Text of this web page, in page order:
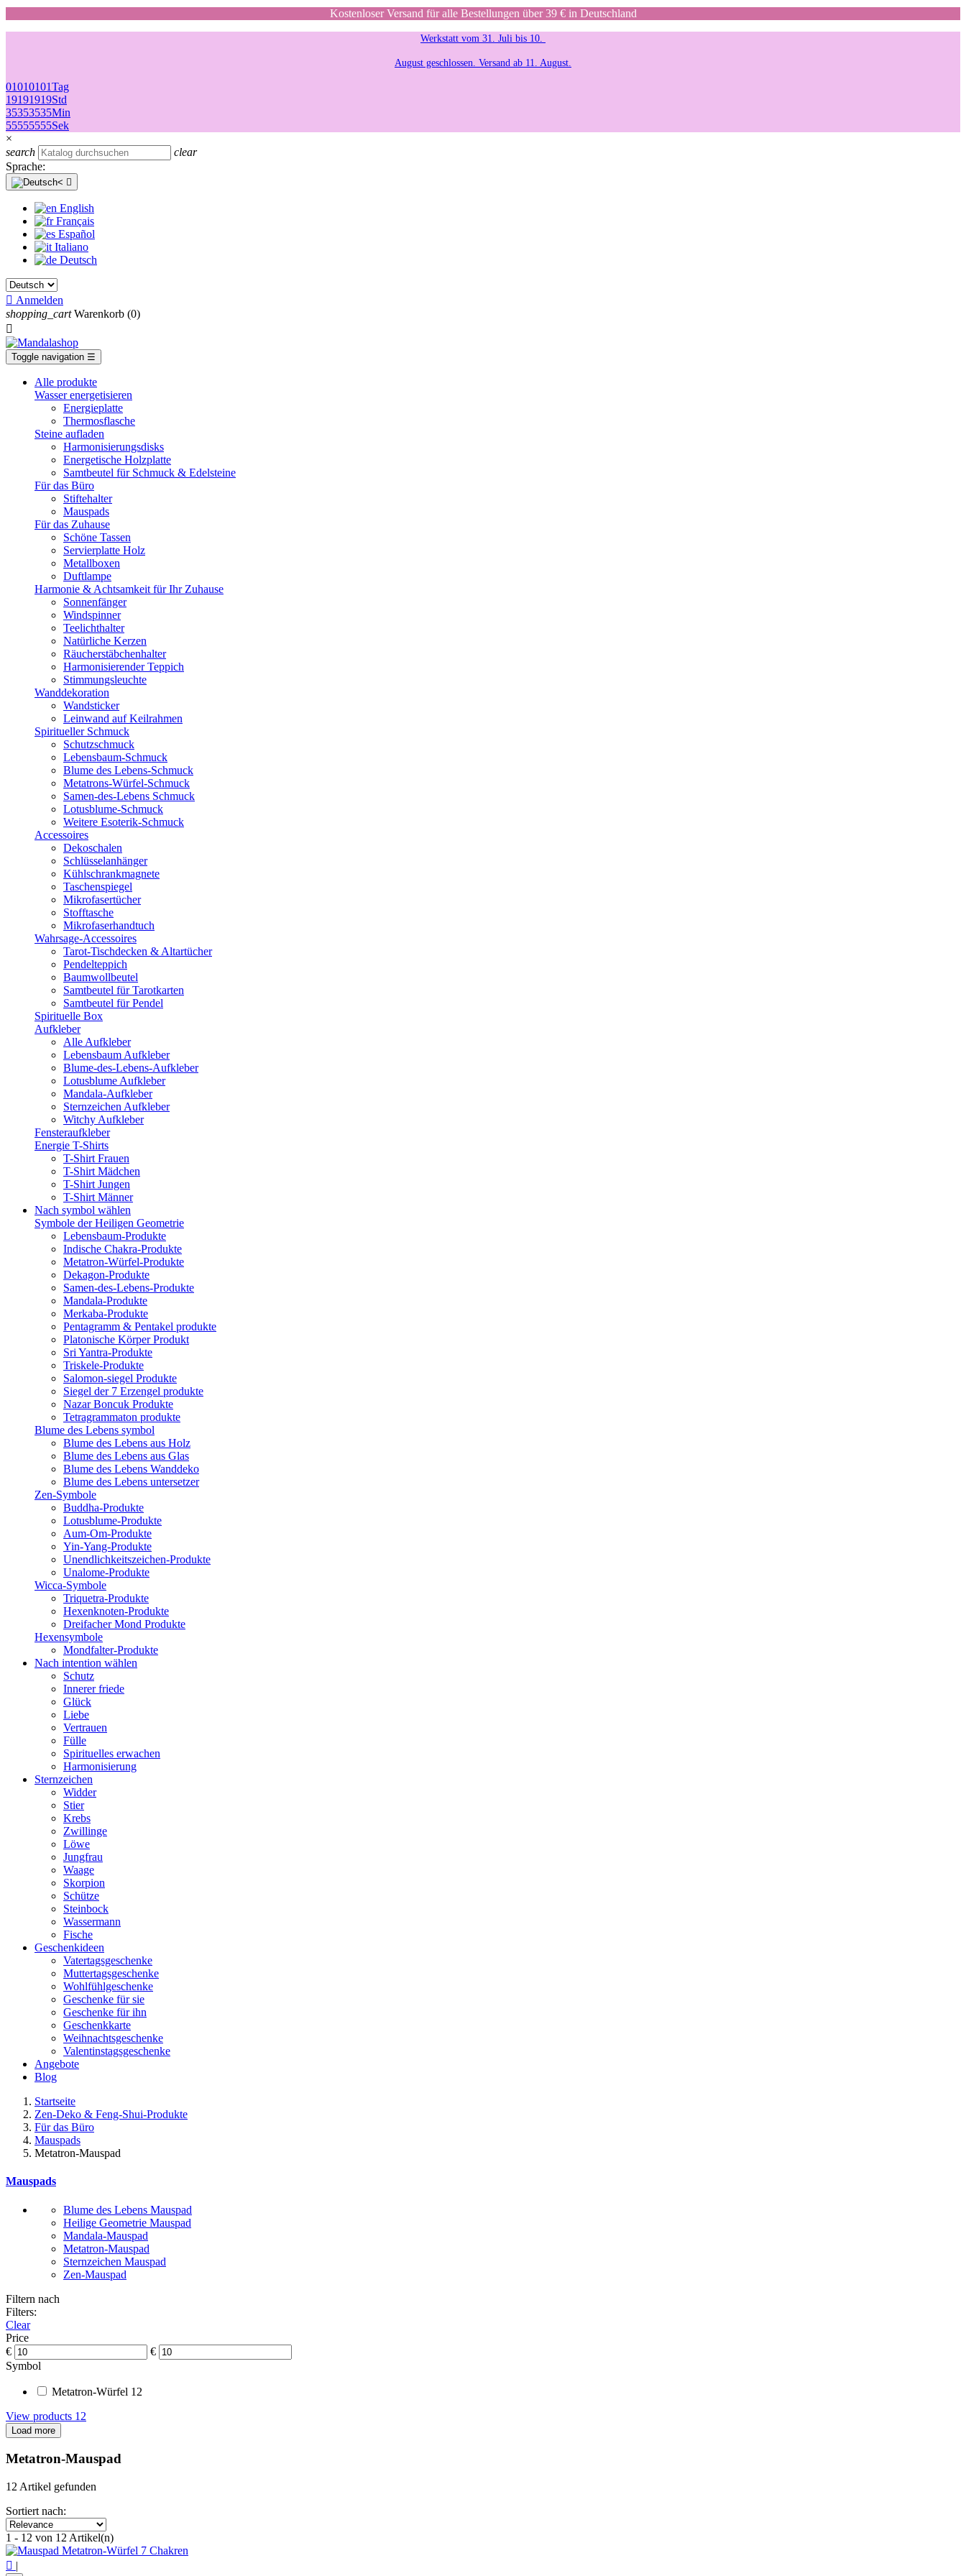
Kostenloser Versand für alle Bestellungen über 39 € in Deutschland
Werkstatt vom 31. Juli bis 10.
August geschlossen. Versand ab 11. August.
01010101Tag
19191919Std
35353535Min
55555555Sek
×
search
clear
Sprache:

English
Français
Español
Italiano
Deutsch
 Anmelden
shopping_cart Warenkorb (0)

Toggle navigation ☰
Alle produkte
Wasser energetisieren
Energieplatte​
Thermosflasche
Steine aufladen
Harmonisierungsdisks
Energetische Holzplatte
Samtbeutel für Schmuck & Edelsteine
Für das Büro
Stiftehalter
Mauspads
Für das Zuhause
Schöne Tassen
Servierplatte Holz
Metallboxen
Duftlampe
Harmonie & Achtsamkeit für Ihr Zuhause
Sonnenfänger
Windspinner
Teelichthalter
Natürliche Kerzen
Räucherstäbchenhalter
Harmonisierender Teppich
Stimmungsleuchte
Wanddekoration
Wandsticker
Leinwand auf Keilrahmen
Spiritueller Schmuck
Schutzschmuck
Lebensbaum-Schmuck
Blume des Lebens-Schmuck
Metatrons-Würfel-Schmuck
Samen-des-Lebens Schmuck
Lotusblume-Schmuck
Weitere Esoterik-Schmuck
Accessoires
Dekoschalen
Schlüsselanhänger
Kühlschrankmagnete
Taschenspiegel
Mikrofasertücher
Stofftasche
Mikrofaserhandtuch
Wahrsage-Accessoires
Tarot-Tischdecken & Altartücher
Pendelteppich
Baumwollbeutel
Samtbeutel für Tarotkarten
Samtbeutel für Pendel
Spirituelle Box
Aufkleber
Alle Aufkleber
Lebensbaum Aufkleber
Blume-des-Lebens-Aufkleber
Lotusblume Aufkleber
Mandala-Aufkleber
Sternzeichen Aufkleber
Witchy Aufkleber
Fensteraufkleber
Energie T-Shirts
T-Shirt Frauen
T-Shirt Mädchen
T-Shirt Jungen
T-Shirt Männer
Nach symbol wählen
Symbole der Heiligen Geometrie
Lebensbaum-Produkte
Indische Chakra-Produkte
Metatron-Würfel-Produkte
Dekagon-Produkte
Samen-des-Lebens-Produkte
Mandala-Produkte
Merkaba-Produkte
Pentagramm & Pentakel produkte
Platonische Körper Produkt
Sri Yantra-Produkte
Triskele-Produkte
Salomon-siegel Produkte
Siegel der 7 Erzengel produkte
Nazar Boncuk Produkte
Tetragrammaton produkte
Blume des Lebens symbol​
Blume des Lebens aus Holz
Blume des Lebens aus Glas
Blume des Lebens Wanddeko
Blume des Lebens untersetzer
Zen-Symbole
Buddha-Produkte
Lotusblume-Produkte
Aum-Om-Produkte
Yin-Yang-Produkte
Unendlichkeitszeichen-Produkte
Unalome-Produkte
Wicca-Symbole
Triquetra-Produkte
Hexenknoten-Produkte
Dreifacher Mond Produkte
Hexensymbole
Mondfalter-Produkte
Nach intention wählen
Schutz
Innerer friede
Glück
Liebe
Vertrauen
Fülle
Spirituelles erwachen
Harmonisierung
Sternzeichen
Widder
Stier
Krebs
Zwillinge
Löwe
Jungfrau
Waage
Skorpion
Schütze
Steinbock
Wassermann
Fische
Geschenkideen
Vatertagsgeschenke
Muttertagsgeschenke
Wohlfühlgeschenke
Geschenke für sie
Geschenke für ihn
Geschenkkarte
Weihnachtsgeschenke
Valentinstagsgeschenke
Angebote
Blog
Startseite
Zen-Deko & Feng-Shui-Produkte
Für das Büro
Mauspads
Metatron-Mauspad
Mauspads
Blume des Lebens Mauspad
Heilige Geometrie Mauspad
Mandala-Mauspad
Metatron-Mauspad
Sternzeichen Mauspad
Zen-Mauspad
Filtern nach
Filters:
Clear
Price
€
€
Symbol
Metatron-Würfel 12
View products 12
Load more
Metatron-Mauspad
12 Artikel gefunden
Sortiert nach:
1 - 12 von 12 Artikel(n)
 |